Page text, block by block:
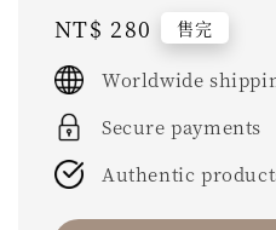
Regular
price
NT$ 280 售完
Worldwide
Secure payments
Authentic